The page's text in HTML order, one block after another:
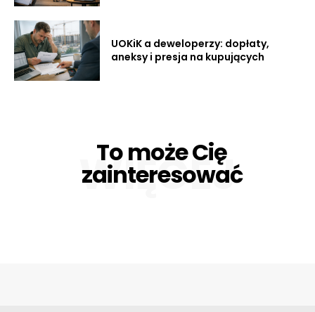
UOKiK a deweloperzy: dopłaty,
aneksy i presja na kupujących
To może Cię
zainteresować
WIĘCEJ